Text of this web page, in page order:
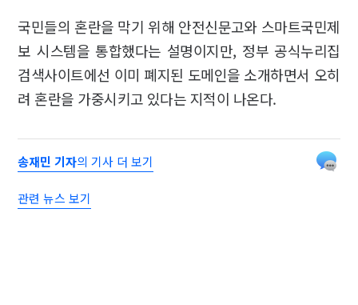
국민들의 혼란을 막기 위해 안전신문고와 스마트국민제
보 시스템을 통합했다는 설명이지만, 정부 공식누리집
검색사이트에선 이미 폐지된 도메인을 소개하면서 오히
려 혼란을 가중시키고 있다는 지적이 나온다.
송재민 기자의 기사 더 보기
관련 뉴스 보기